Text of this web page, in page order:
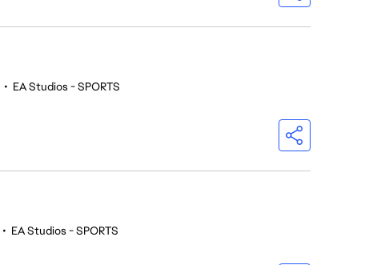
• EA Studios - SPORTS
• EA Studios - SPORTS